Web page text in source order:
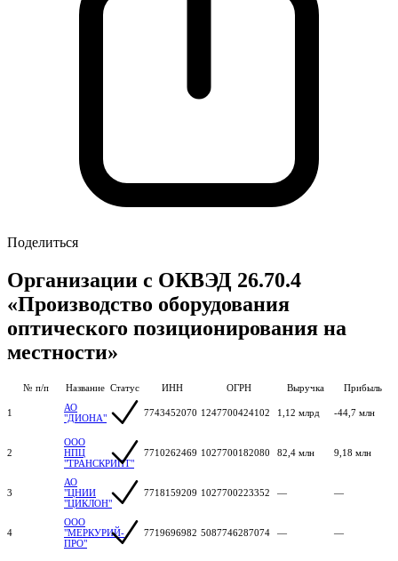
Поделиться
Организации с ОКВЭД 26.70.4
«Производство оборудования
оптического позиционирования на
местности»
№ п/п Название Статус ИНН ОГРН Выручка Прибыль
1
АО
"ДИОНА"
7743452070 1247700424102 1,12 млрд -44,7 млн
2
ООО
НПЦ
"ТРАНСКРИПТ"
7710262469 1027700182080 82,4 млн 9,18 млн
3
АО
"ЦНИИ
"ЦИКЛОН"
7718159209 1027700223352 — —
4
ООО
"МЕРКУРИЙ-
ПРО"
7719696982 5087746287074 — —